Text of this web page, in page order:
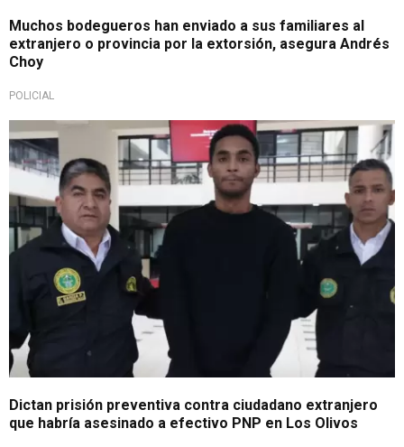
Muchos bodegueros han enviado a sus familiares al
extranjero o provincia por la extorsión, asegura Andrés
Choy
POLICIAL
Avanza la investigación
Dictan prisión preventiva contra ciudadano extranjero
que habría asesinado a efectivo PNP en Los Olivos